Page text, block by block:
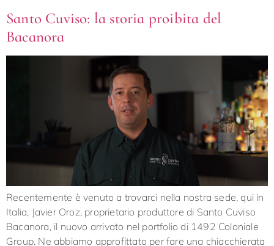
Santo Cuviso: la storia proibita del
Bacanora
Recentemente è venuto a trovarci nella nostra sede, qui in
Italia, Javier Oroz, proprietario produttore di Santo Cuviso
Bacanora, il nuovo arrivato nel portfolio di 1492 Coloniale
Group. Ne abbiamo approfittato per fare una chiacchierata